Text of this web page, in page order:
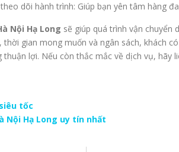
dõi hành trình: Giúp bạn yên tâm hàng
Nội Hạ Long sẽ giúp quá trình vận chuyển
gian mong muốn và ngân sách, khách
thuận lợi. Nếu còn thắc mắc về dịch vụ, hãy
tốc
Nội Hạ Long uy tín nhất